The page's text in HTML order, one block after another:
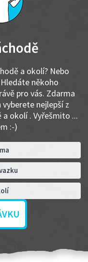
a okolí? Nebo
někoho
pro vás. Zdarma
nejlepší z
okolí . Vyřešmito ...
:-)